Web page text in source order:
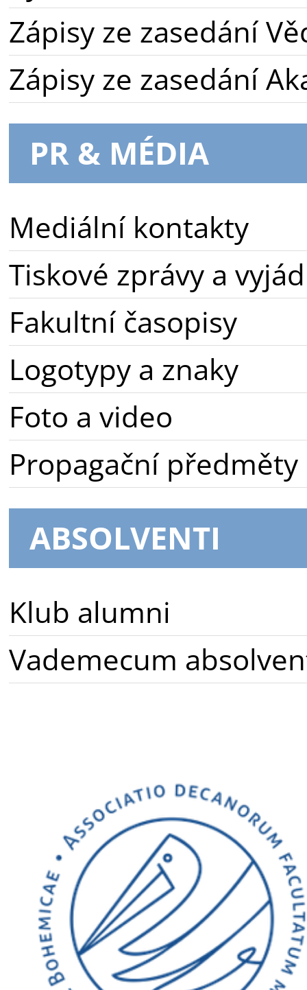
Zápisy ze zasedání
Zápisy ze zasedání
PR & MÉDIA
Mediální kontakty
Tiskové zprávy a
Fakultní časopisy
Logotypy a znaky
Foto a video
Propagační předměty
ABSOLVENTI
Klub alumni
Vademecum